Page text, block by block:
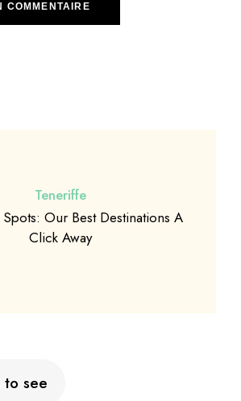
COMMENTAIRE
Teneriffe
Our Best Destinations A
Click Away
to see